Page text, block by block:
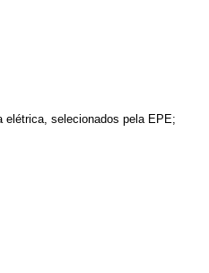
elétrica, selecionados pela EPE;